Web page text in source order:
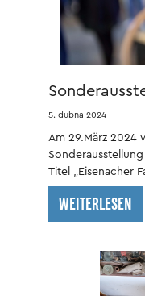
5. dubna 2024
Am 29.März 2024
Titel „Eisenacher
WEITERLESEN